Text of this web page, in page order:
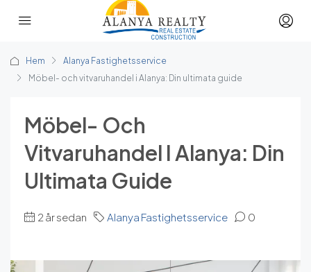
Hem
Alanya Fastighetsservice
Möbel- och vitvaruhandel i Alanya: Din ultimata guide
Möbel- Och
Vitvaruhandel I Alanya: Din
Ultimata Guide
2 år sedan Alanya Fastighetsservice 0